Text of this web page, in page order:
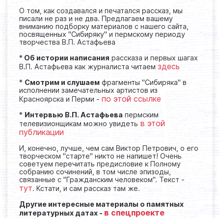
О том, как создавался и печатался рассказ, мы
писали не раз и не два. Предлагаем вашему
вниманию подборку материалов с нашего сайта,
посвященных "Сибиряку" и пермскому периоду
творчества В.П. Астафьева
* Об истории написания рассказа и первых шагах
В.П. Астафьева как журналиста читаем здесь
* Смотрим и слушаем фрагменты "Сибиряка" в
исполнении замечательных артистов из
Красноярска и Перми - по этой ссылке
* Интервью В.П. Астафьева пермским
телевизионщикам можно увидеть в этой
публикации
И, конечно, лучше, чем сам Виктор Петрович, о его
творческом "старте" никто не напишет! Очень
советуем перечитать предисловие к Полному
собранию сочинений, в том числе эпизоды,
связанные с "Гражданским человеком". Текст -
тут. Кстати, и сам рассказ там же.
Другие интересные материалы о памятных
литературных датах - в спецпроекте